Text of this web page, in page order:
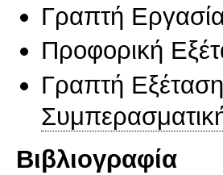
Γραπτή
Προφορική
Γραπτή
Βιβλιογραφία